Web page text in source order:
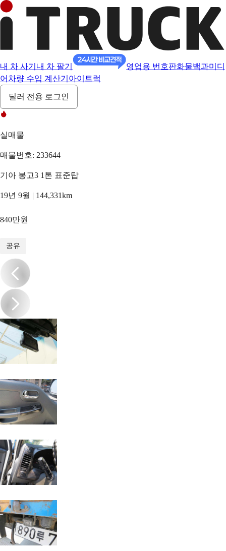
내 차 사기 내 차 팔기 영업용 번호판화물백과미디
어 차량 수입 계산기 아이트럭
딜러 전용 로그인
실매물
매물번호: 233644
기아 봉고3 1톤 표준탑
19년 9월 | 144,331km
840만원
공유
/19